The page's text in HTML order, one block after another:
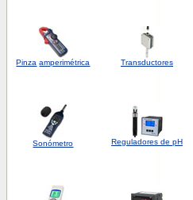
Pinza amperimétrica Transductores
Sonómetro Reguladores de pH